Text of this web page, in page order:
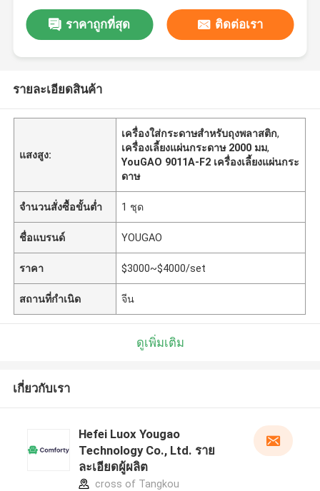
ราคาถูกที่สุด ติดต่อเรา
รายละเอียดสินค้า
แสงสูง:
เครื่องใส่กระดาษสําหรับถุงพลาสติก,
เครื่องเลี้ยงแผ่นกระดาษ 2000 มม,
YouGAO 9011A-F2 เครื่องเลี้ยงแผ่นกระ
ดาษ
จำนวนสั่งซื้อขั้นต่ำ 1 ชุด
ชื่อแบรนด์ YOUGAO
ราคา $3000~$4000/set
สถานที่กำเนิด จีน
ดูเพิ่มเติม
เกี่ยวกับเรา
Hefei Luox Yougao
Technology Co., Ltd. ราย
ละเอียดผู้ผลิต
cross of Tangkou